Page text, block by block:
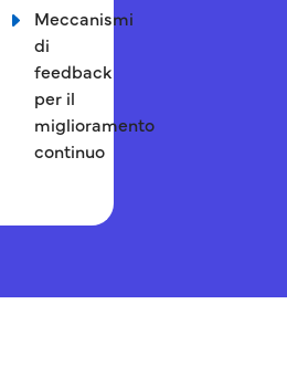
Meccanismi
di
feedback
per il
miglioramento
continuo